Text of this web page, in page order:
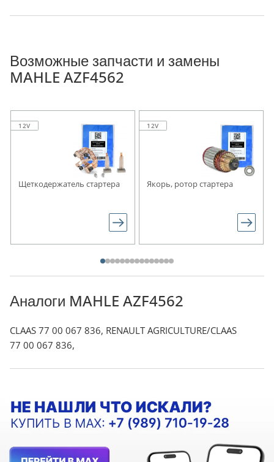
Возможные запчасти и замены
MAHLE AZF4562
12V
Щеткодержатель стартера
12V
Якорь, ротор стартера
Аналоги MAHLE AZF4562
CLAAS 77 00 067 836, RENAULT AGRICULTURE/CLAAS
77 00 067 836,